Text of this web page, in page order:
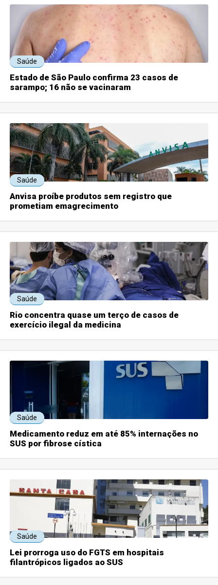
Saúde
Estado de São Paulo confirma 23 casos de
sarampo; 16 não se vacinaram
Saúde
Anvisa proíbe produtos sem registro que
prometiam emagrecimento
Saúde
Rio concentra quase um terço de casos de
exercício ilegal da medicina
Saúde
Medicamento reduz em até 85% internações no
SUS por fibrose cística
Saúde
Lei prorroga uso do FGTS em hospitais
filantrópicos ligados ao SUS